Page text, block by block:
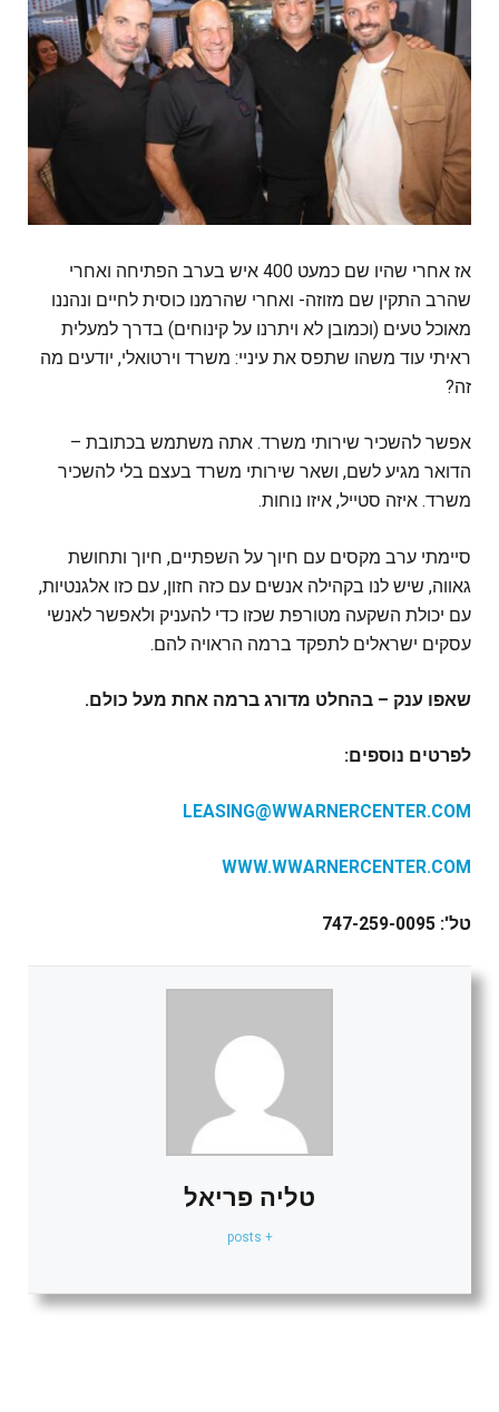
‏אז אחרי שהיו שם כמעט 400 איש בערב הפתיחה ואחרי
שהרב התקין שם מזוזה- ואחרי שהרמנו כוסית לחיים ונהננו
מאוכל טעים (וכמובן לא ויתרנו על קינוחים) בדרך למעלית
ראיתי עוד משהו שתפס את עיניי: ‏משרד וירטואלי, יודעים מה
זה?
‏אפשר להשכיר שירותי משרד. אתה משתמש בכתובת –
הדואר מגיע לשם, ושאר שירותי משרד בעצם בלי להשכיר
משרד. איזה סטייל, איזו נוחות.
סיימתי ערב מקסים עם חיוך על השפתיים, חיוך ותחושת
גאווה, שיש לנו בקהילה אנשים עם כזה חזון, עם כזו אלגנטיות,
עם יכולת השקעה מטורפת שכזו כדי להעניק ולאפשר לאנשי
עסקים ישראלים לתפקד ברמה הראויה להם.
שאפו ענק – ‏בהחלט מדורג ברמה אחת מעל כולם.
לפרטים נוספים:
LEASING@WWARNERCENTER.COM
WWW.WWARNERCENTER.COM
טל': 747-259-0095
טליה פריאל
+ posts